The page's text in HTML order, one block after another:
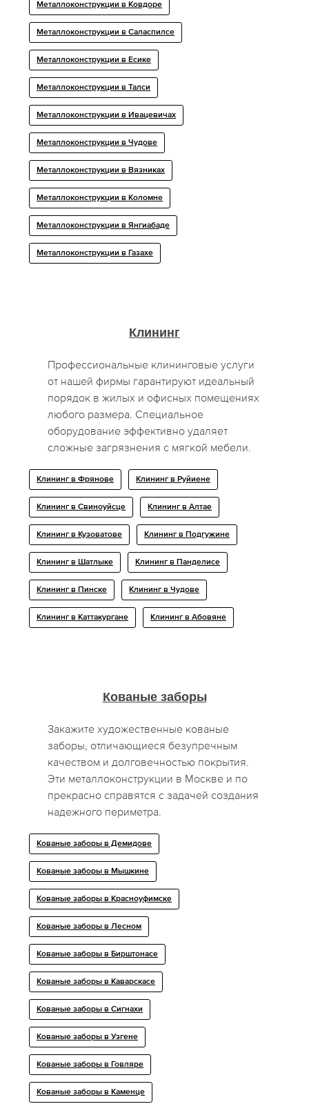
Металлоконструкции в Ковдоре
Металлоконструкции в Саласпилсе
Металлоконструкции в Есике
Металлоконструкции в Талси
Металлоконструкции в Ивацевичах
Металлоконструкции в Чудове
Металлоконструкции в Вязниках
Металлоконструкции в Коломне
Металлоконструкции в Янгиабаде
Металлоконструкции в Газахе
Клининг
Профессиональные клининговые услуги
от нашей фирмы гарантируют идеальный
порядок в жилых и офисных помещениях
любого размера. Специальное
оборудование эффективно удаляет
сложные загрязнения с мягкой мебели.
Клининг в Фрянове Клининг в Руйиене
Клининг в Свиноуйсце Клининг в Алтае
Клининг в Кузоватове Клининг в Подгужине
Клининг в Шатлыке Клининг в Панделисе
Клининг в Пинске Клининг в Чудове
Клининг в Каттакургане Клининг в Абовяне
Кованые заборы
Закажите художественные кованые
заборы, отличающиеся безупречным
качеством и долговечностью покрытия.
Эти металлоконструкции в Москве и по
прекрасно справятся с задачей создания
надежного периметра.
Кованые заборы в Демидове
Кованые заборы в Мышкине
Кованые заборы в Красноуфимске
Кованые заборы в Лесном
Кованые заборы в Бирштонасе
Кованые заборы в Каварскасе
Кованые заборы в Сигнахи
Кованые заборы в Узгене
Кованые заборы в Говляре
Кованые заборы в Каменце